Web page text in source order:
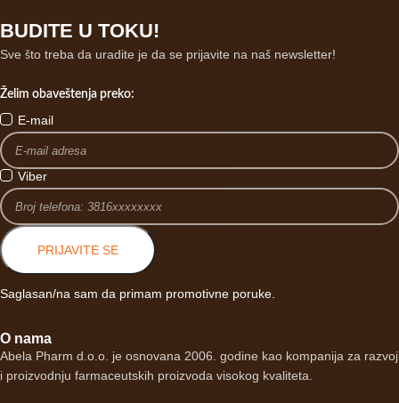
BUDITE U TOKU!
Sve što treba da uradite je da se prijavite na naš newsletter!
Želim obaveštenja preko:
E-mail
Viber
PRIJAVITE SE
Saglasan/na sam da primam promotivne poruke.
O nama
Abela Pharm d.o.o. je osnovana 2006. godine kao kompanija za razvoj
i proizvodnju farmaceutskih proizvoda visokog kvaliteta.